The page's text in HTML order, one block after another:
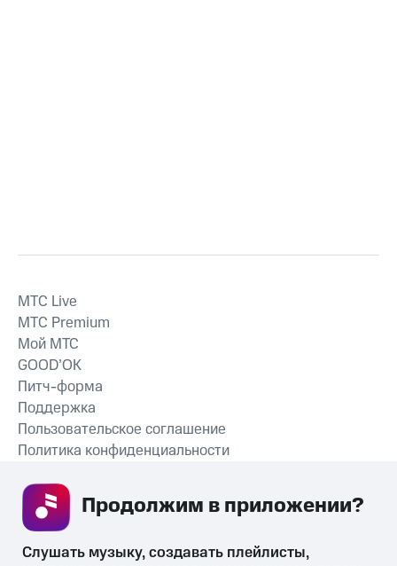
СКАЧАТЬ ПРИЛОЖЕНИЕ
MTС Live
MTС Premium
Мой МТС
GOOD’OK
Питч-форма
Поддержка
Пользовательское соглашение
Политика конфиденциальности
Слушать музыку, создавать плейлисты,